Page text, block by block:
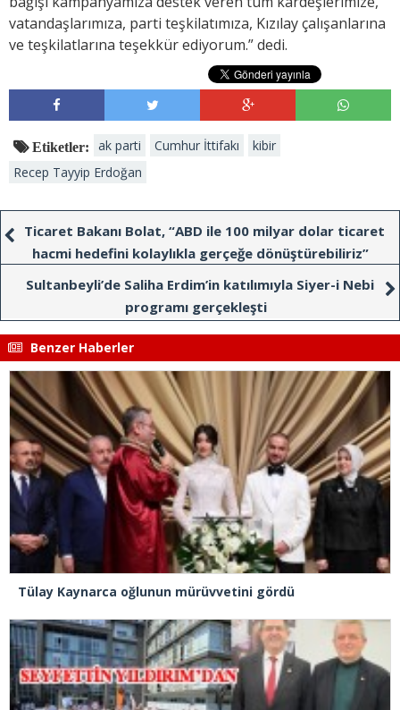
vatandaşlarımıza, parti teşkilatımıza, Kızılay çalışanlarına
ve teşkilatlarına teşekkür ediyorum.” dedi.
Etiketler: ak parti Cumhur İttifakı
kibir
Recep Tayyip Erdoğan
Ticaret Bakanı Bolat, “ABD ile 100 milyar dolar ticaret
hacmi hedefini kolaylıkla gerçeğe dönüştürebiliriz”
Sultanbeyli’de Saliha Erdim’in katılımıyla Siyer-i Nebi
programı gerçekleşti
Benzer Haberler
Tülay Kaynarca oğlunun mürüvvetini gördü